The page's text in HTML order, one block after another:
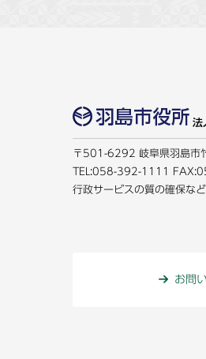
法
〒501-6292 岐阜県羽島市
TEL:058-392-1111
行政サービスの質の確保な
お問